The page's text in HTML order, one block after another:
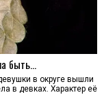
быть…
в округе вышли
в девках. Характер её